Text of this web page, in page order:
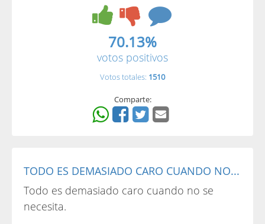
70.13%
votos positivos
Votos totales: 1510
Comparte:
TODO ES DEMASIADO CARO CUANDO NO...
Todo es demasiado caro cuando no se
necesita.